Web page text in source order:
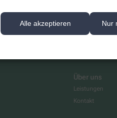
Alle akzeptieren Nur
Über uns
Leistungen
Kontakt